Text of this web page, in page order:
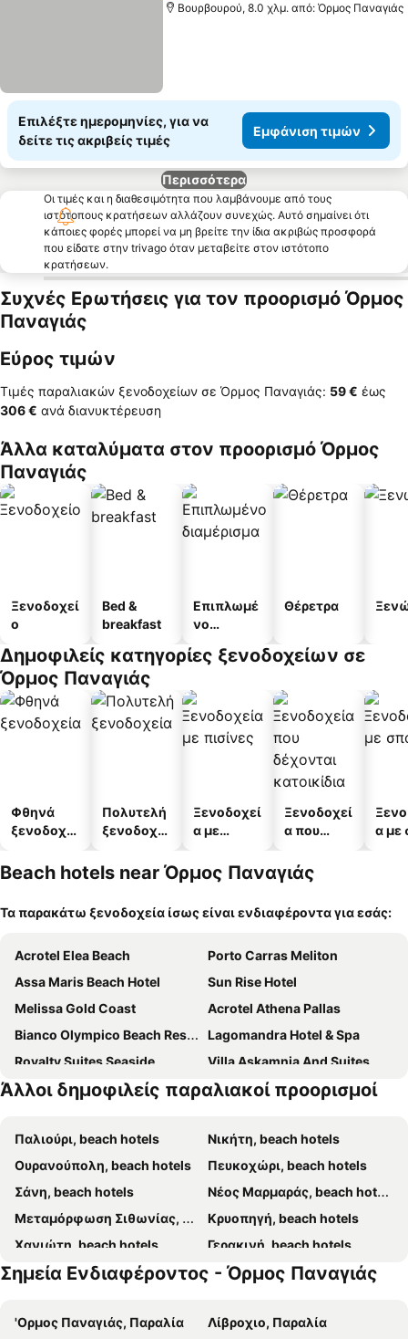
Βουρβουρού, 8.0 χλμ. από: Όρμος Παναγιάς
Επιλέξτε ημερομηνίες, για να
δείτε τις ακριβείς τιμές
Εμφάνιση τιμών
Περισσότερα
Οι τιμές και η διαθεσιμότητα που λαμβάνουμε από τους
ιστότοπους κρατήσεων αλλάζουν συνεχώς. Αυτό σημαίνει ότι
κάποιες φορές μπορεί να μη βρείτε την ίδια ακριβώς προσφορά
που είδατε στην trivago όταν μεταβείτε στον ιστότοπο
κρατήσεων.
Συχνές Ερωτήσεις για τον προορισμό Όρμος
Παναγιάς
Εύρος τιμών
Τιμές παραλιακών ξενοδοχείων σε Όρμος Παναγιάς: ‎59 € έως
‎306 € ανά διανυκτέρευση
Άλλα καταλύματα στον προορισμό Όρμος
Παναγιάς
Ξενοδοχεί
ο
Bed &
breakfast
Επιπλωμέ
νο
α
Θέρετρα
Δημοφιλείς κατηγορίες ξενοδοχείων σε
Όρμος Παναγιάς
Φθηνά
ξενοδοχεί
Πολυτελή
ξενοδοχεί
Ξενοδοχεί
α με
Ξενοδοχεί
α που
κατοικίδι
α
α με
Beach hotels near Όρμος Παναγιάς
Τα παρακάτω ξενοδοχεία ίσως είναι ενδιαφέροντα για εσάς:
Acrotel Elea Beach
Porto Carras Meliton
Assa Maris Beach Hotel
Sun Rise Hotel
Melissa Gold Coast
Acrotel Athena Pallas
Bianco Olympico Beach Resort by Anayia All Inclusive Resorts
Lagomandra Hotel & Spa
Royalty Suites Seaside
Villa Askamnia And Suites
Hotel Simeon
Regos Resort
Villa Elli
Porfi Beach Hotel
Marina
Amantes Villas and Suites
Antigoni Seaside Resort
Ακρωτήρι
Angelos
Dream Boutique Apartments
Στούντιο Γαρυφαλλιά
Acrotel Lilyann Boutique Hotel
Casa Bloo Adults Only
Villa Iris Studios
Orion
Έλενα
Άλλοι δημοφιλείς παραλιακοί προορισμοί
Παλιούρι, beach hotels
Νικήτη, beach hotels
Ουρανούπολη, beach hotels
Πευκοχώρι, beach hotels
Σάνη, beach hotels
Νέος Μαρμαράς, beach hotels
Μεταμόρφωση Σιθωνίας, beach hotels
Κρυοπηγή, beach hotels
Χανιώτη, beach hotels
Γερακινή, beach hotels
Πολύχρονο, beach hotels
Νέα Σκιώνη, beach hotels
Καλλιθέα, beach hotels
Ποσείδι, beach hotels
Σημεία Ενδιαφέροντος - Όρμος Παναγιάς
'Ορμος Παναγιάς, Παραλία
Λίβροχιο, Παραλία